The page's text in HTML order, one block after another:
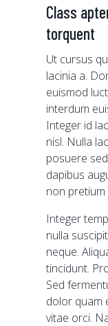
Class
torquent
Ut cursus
lacinia a.
euismod
interdum
Integer id
nisl. Nulla
posuere
dapibus
non pretium
Integer
nulla
neque.
tincidunt.
Sed
dolor quam
vitae orci.